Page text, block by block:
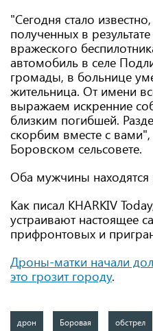
"Сегодня стало
полученных в
вражеского
автомобиль в селе
громады, в больнице
жительница. От имени
выражаем искренние
близким погибшей.
скорбим вместе с
Боровском сельсовете.
Оба мужчины находятся
Как писал KHARKIV
устраивают настоящее
прифронтовых и
Дроны-матки начали
это грозит городу.
дрон Боровая обстрел